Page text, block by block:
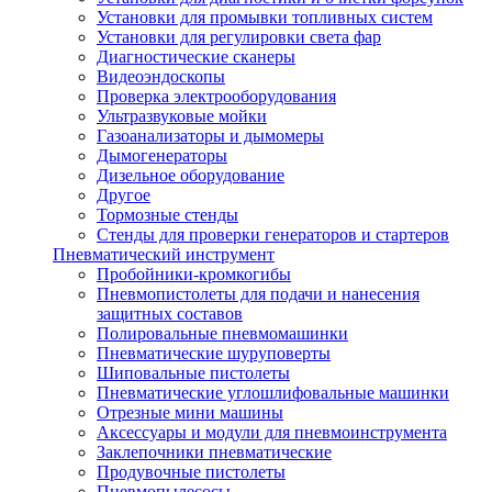
Установки для промывки топливных систем
Установки для регулировки света фар
Диагностические сканеры
Видеоэндоскопы
Проверка электрооборудования
Ультразвуковые мойки
Газоанализаторы и дымомеры
Дымогенераторы
Дизельное оборудование
Другое
Тормозные стенды
Стенды для проверки генераторов и стартеров
Пневматический инструмент
Пробойники-кромкогибы
Пневмопистолеты для подачи и нанесения
защитных составов
Полировальные пневмомашинки
Пневматические шуруповерты
Шиповальные пистолеты
Пневматические углошлифовальные машинки
Отрезные мини машины
Аксессуары и модули для пневмоинструмента
Заклепочники пневматические
Продувочные пистолеты